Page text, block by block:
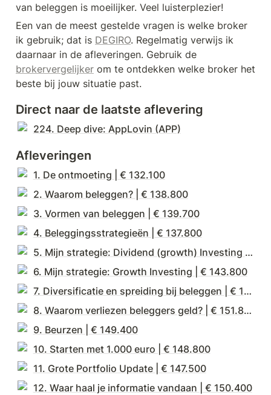
van beleggen is moeilijker. Veel luisterplezier!
Een van de meest gestelde vragen is welke broker
ik gebruik; dat is DEGIRO. Regelmatig verwijs ik
brokervergelijker om te ontdekken welke broker het
beste bij jouw situatie past.
Direct naar de laatste aflevering
224. Deep dive: AppLovin (APP)
Afleveringen
1. De ontmoeting | € 132.100
2. Waarom beleggen? | € 138.800
3. Vormen van beleggen | € 139.700
4. Beleggingsstrategieën | € 137.800
5. Mijn strategie: Dividend (growth) Investing | € 139.800
6. Mijn strategie: Growth Investing | € 143.800
7. Diversificatie en spreiding bij beleggen | € 146.600
8. Waarom verliezen beleggers geld? | € 151.800
9. Beurzen | € 149.400
10. Starten met 1.000 euro | € 148.800
11. Grote Portfolio Update | € 147.500
12. Waar haal je informatie vandaan | € 150.400